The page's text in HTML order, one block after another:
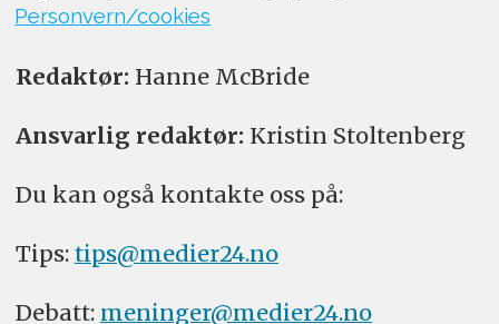
Personvern/cookies
Redaktør: Hanne McBride
Ansvarlig redaktør: Kristin Stoltenberg
Du kan også kontakte oss på:
Tips: tips@medier24.no
Debatt: meninger@medier24.no